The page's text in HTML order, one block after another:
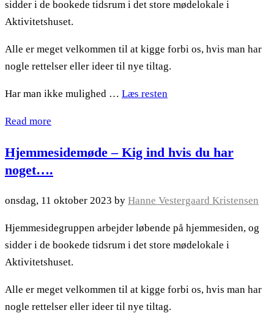
sidder i de bookede tidsrum i det store mødelokale i
Aktivitetshuset.
Alle er meget velkommen til at kigge forbi os, hvis man har
nogle rettelser eller ideer til nye tiltag.
Har man ikke mulighed … Læs resten
Read more
Hjemmesidemøde – Kig ind hvis du har
noget….
onsdag, 11 oktober 2023 by Hanne Vestergaard Kristensen
Hjemmesidegruppen arbejder løbende på hjemmesiden, og
sidder i de bookede tidsrum i det store mødelokale i
Aktivitetshuset.
Alle er meget velkommen til at kigge forbi os, hvis man har
nogle rettelser eller ideer til nye tiltag.